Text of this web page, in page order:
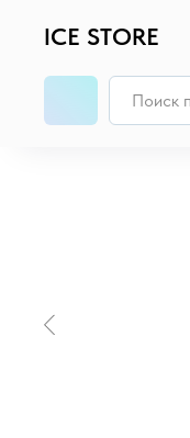
ICE STORE
Главная / iPad / iPad